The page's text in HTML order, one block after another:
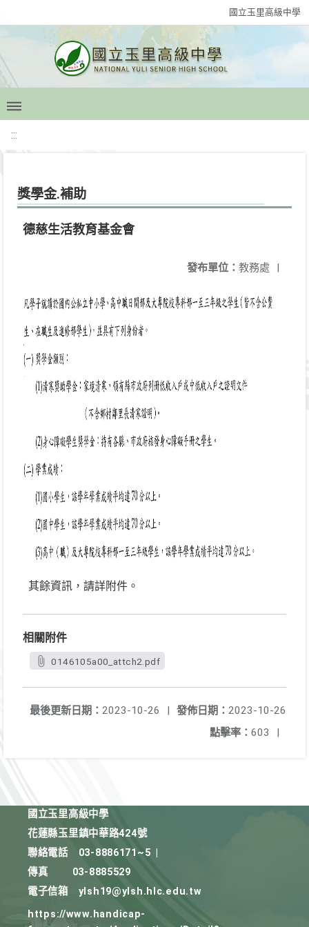
國立玉里高級中學
:::
獎學金.補助
德慈生活教育基金會
發布單位： 教務處 |
其餘資訊，請詳附件。
相關附件
0146105a00_attch2.pdf
發佈日期： 2023-10-26
最後更新日期： 2023-10-26
|
點擊率： 603 |
國立玉里高級中學
花蓮縣玉里鎮中華路424號
聯絡電話
03-8886171~5
傳真
03-8885529
電子信箱
ylsh19@ylsh.hlc.edu.tw
https://www.handicap-